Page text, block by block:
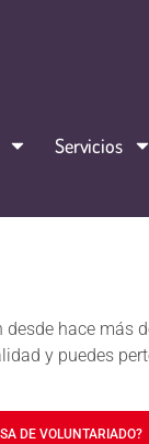
Servicios
hace más
y puedes
DE VOLUNTARIADO?